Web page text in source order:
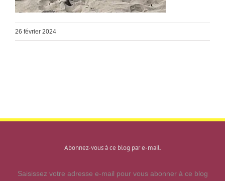
26 février 2024
Abonnez-vous à ce blog par e-mail.
Saisissez votre adresse e-mail pour vous abonner à ce blog